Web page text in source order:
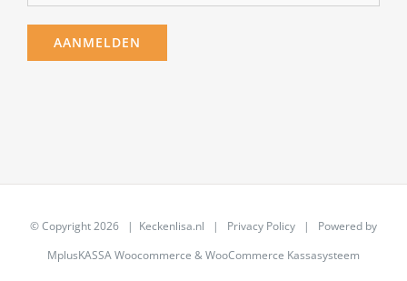
© Copyright2026 | Keckenlisa.nl | Privacy Policy | Powered by
MplusKASSA Woocommerce &WooCommerce Kassasysteem